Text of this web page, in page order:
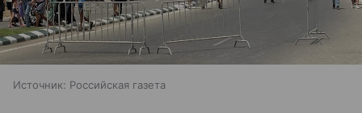
Источник: Российская газета